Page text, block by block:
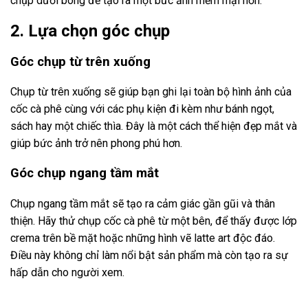
2. Lựa chọn góc chụp
Góc chụp từ trên xuống
Chụp từ trên xuống sẽ giúp bạn ghi lại toàn bộ hình ảnh của
cốc cà phê cùng với các phụ kiện đi kèm như bánh ngọt,
sách hay một chiếc thìa. Đây là một cách thể hiện đẹp mắt và
giúp bức ảnh trở nên phong phú hơn.
Góc chụp ngang tầm mắt
Chụp ngang tầm mắt sẽ tạo ra cảm giác gần gũi và thân
thiện. Hãy thử chụp cốc cà phê từ một bên, để thấy được lớp
crema trên bề mặt hoặc những hình vẽ latte art độc đáo.
Điều này không chỉ làm nổi bật sản phẩm mà còn tạo ra sự
hấp dẫn cho người xem.